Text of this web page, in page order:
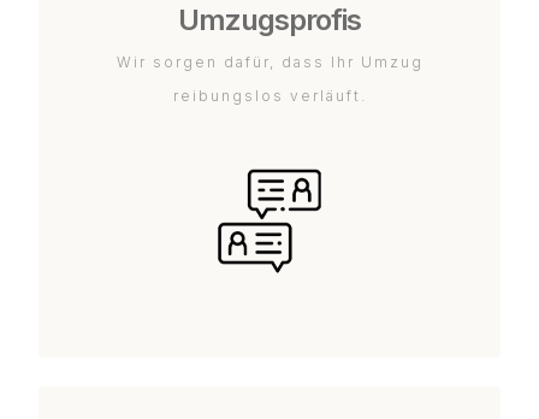
Umzugsprofis
Wir sorgen dafür, dass Ihr Umzug
reibungslos verläuft.